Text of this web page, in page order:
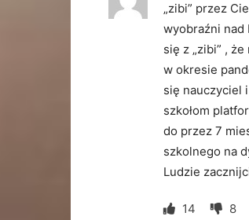
„zibi” przez
wyobraźni nad
się z „zibi” ,
w okresie
się nauczyciel
szkołom
do przez 7
szkolnego na
Ludzie
14 8